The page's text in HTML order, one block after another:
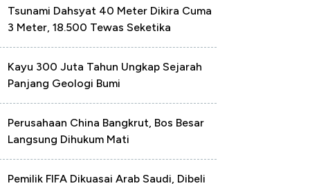
Tsunami Dahsyat 40 Meter Dikira Cuma
3 Meter, 18.500 Tewas Seketika
Kayu 300 Juta Tahun Ungkap Sejarah
Panjang Geologi Bumi
Perusahaan China Bangkrut, Bos Besar
Langsung Dihukum Mati
Pemilik FIFA Dikuasai Arab Saudi, Dibeli